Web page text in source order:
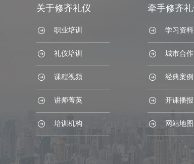
关于修齐礼仪
职业培训
礼仪培训
课程视频
讲师菁英
培训机构
牵手修齐
学习资料
城市合作
经典案例
开课播报
网站地图